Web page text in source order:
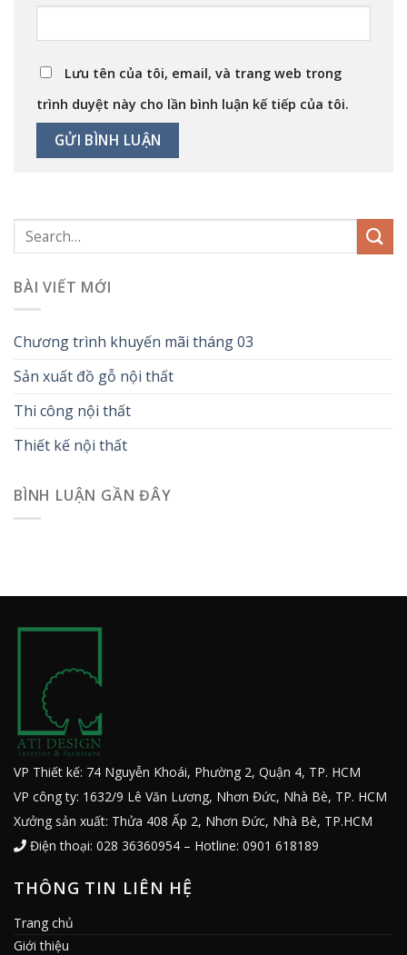
Lưu tên của tôi, email, và trang web trong
trình duyệt này cho lần bình luận kế tiếp của tôi.
BÀI VIẾT MỚI
Chương trình khuyến mãi tháng 03
Sản xuất đồ gỗ nội thất
Thi công nội thất
Thiết kế nội thất
BÌNH LUẬN GẦN ĐÂY
VP Thiết kế: 74 Nguyễn Khoái, Phường 2, Quận 4, TP. HCM
VP công ty: 1632/9 Lê Văn Lương, Nhơn Đức, Nhà Bè, TP. HCM
Xưởng sản xuất: Thửa 408 Ấp 2, Nhơn Đức, Nhà Bè, TP.HCM
Điện thoại: 028 36360954 – Hotline: 0901 618189
THÔNG TIN LIÊN HỆ
Trang chủ
Giới thiệu